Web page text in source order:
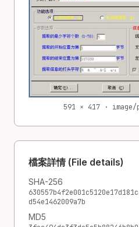
591 × 417 ·
檔案詳情 (File details)
SHA-256
d54e1462009a7b
MD5